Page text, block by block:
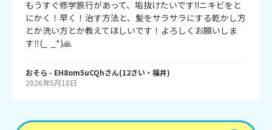
もうすぐ修学旅行があって、垢抜けたいです!!ニキビをと
にかく！早く！治す方法と、髪をサラサラにする乾かし方
とか洗い方とか教えてほしいです！よろしくお願いしま
す‼️(_  _*)🙏
おそら - EH8om5uCQhさん(12さい・ 福井)
2026年5月18日